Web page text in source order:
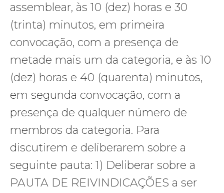
assemblear, às 10 (dez) horas e 30
(trinta) minutos, em primeira
convocação, com a presença de
metade mais um da categoria, e às 10
(dez) horas e 40 (quarenta) minutos,
em segunda convocação, com a
presença de qualquer número de
membros da categoria. Para
discutirem e deliberarem sobre a
seguinte pauta: 1) Deliberar sobre a
PAUTA DE REIVINDICAÇÕES a ser